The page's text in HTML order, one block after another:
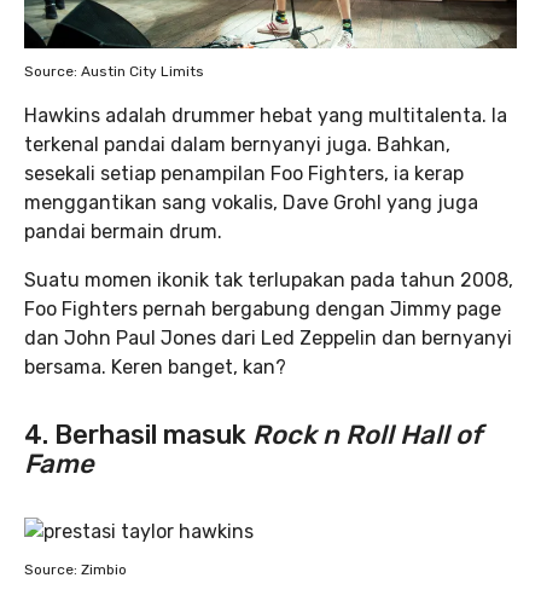
Source: Austin City Limits
Hawkins adalah drummer hebat yang multitalenta. Ia
terkenal pandai dalam bernyanyi juga. Bahkan,
sesekali setiap penampilan Foo Fighters, ia kerap
menggantikan sang vokalis, Dave Grohl yang juga
pandai bermain drum.
Suatu momen ikonik tak terlupakan pada tahun 2008,
Foo Fighters pernah bergabung dengan Jimmy page
dan John Paul Jones dari Led Zeppelin dan bernyanyi
bersama. Keren banget, kan?
4. Berhasil masuk Rock n Roll Hall of
Fame
Source: Zimbio